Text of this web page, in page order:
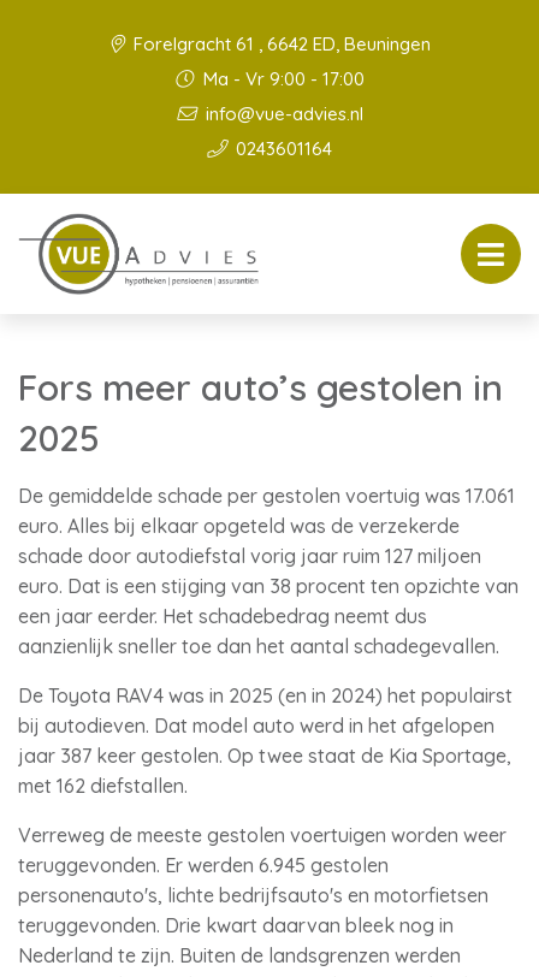
Forelgracht 61 , 6642 ED, Beuningen
Ma - Vr 9:00 - 17:00
info@vue-advies.nl
0243601164
Fors meer auto’s gestolen in
2025
De gemiddelde schade per gestolen voertuig was 17.061
euro. Alles bij elkaar opgeteld was de verzekerde
schade door autodiefstal vorig jaar ruim 127 miljoen
euro. Dat is een stijging van 38 procent ten opzichte van
een jaar eerder. Het schadebedrag neemt dus
aanzienlijk sneller toe dan het aantal schadegevallen.
De Toyota RAV4 was in 2025 (en in 2024) het populairst
bij autodieven. Dat model auto werd in het afgelopen
jaar 387 keer gestolen. Op twee staat de Kia Sportage,
met 162 diefstallen.
Verreweg de meeste gestolen voertuigen worden weer
teruggevonden. Er werden 6.945 gestolen
personenauto's, lichte bedrijfsauto's en motorfietsen
teruggevonden. Drie kwart daarvan bleek nog in
Nederland te zijn. Buiten de landsgrenzen werden